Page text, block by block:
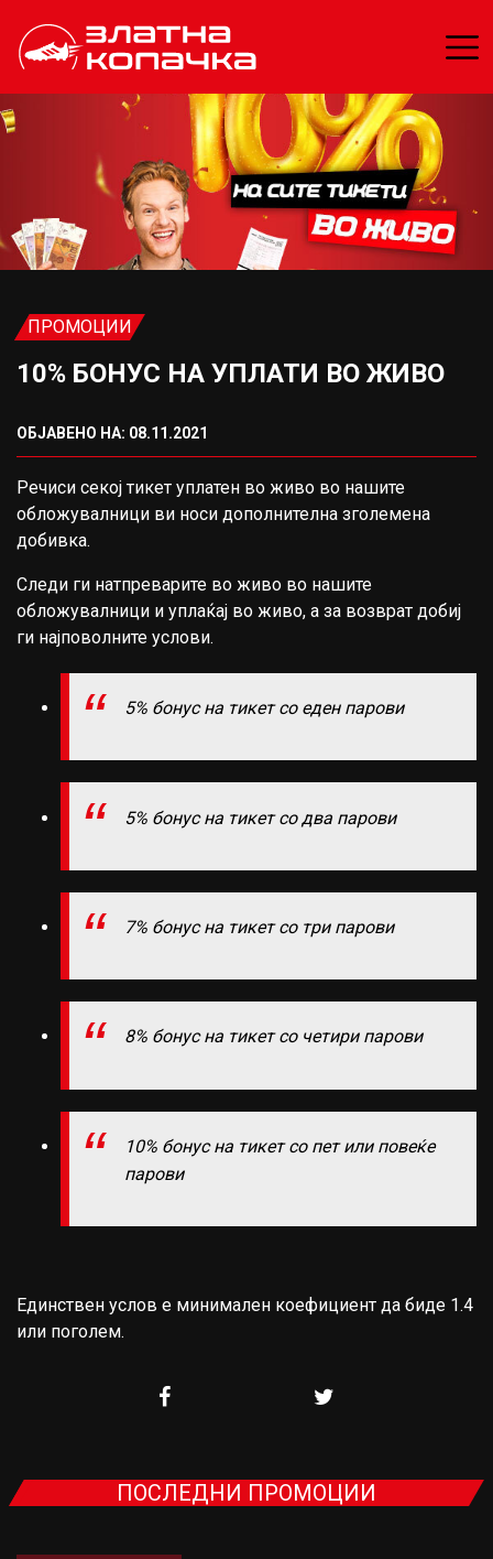
ПРОМОЦИИ
10% БОНУС НА УПЛАТИ ВО ЖИВО
ОБЈАВЕНО НА: 08.11.2021
Речиси секој тикет уплатен во живо во нашите
обложувалници ви носи дополнителна зголемена
добивка.
Следи ги натпреварите во живо во нашите
обложувалници и уплаќај во живо, а за возврат добиј
ги најповолните услови.
5% бонус на тикет со еден парови
5% бонус на тикет со два парови
7% бонус на тикет со три парови
8% бонус на тикет со четири парови
10% бонус на тикет со пет или повеќе
парови
Единствен услов е минимален коефициент да биде 1.4
или поголем.
ПОСЛЕДНИ ПРОМОЦИИ